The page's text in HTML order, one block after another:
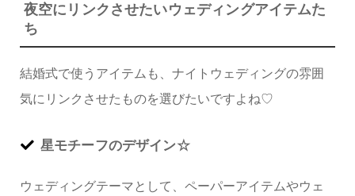
夜空にリンクさせたいウェディングアイテムた
ち
結婚式で使うアイテムも、ナイトウェディングの雰囲
気にリンクさせたものを選びたいですよね♡
星モチーフのデザイン☆
ウェディングテーマとして、ペーパーアイテムやウェ